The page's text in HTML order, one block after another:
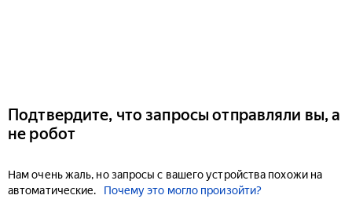
Подтвердите, что запросы отправляли вы, а
не робот
Нам очень жаль, но запросы с вашего устройства похожи на
автоматические.
Почему это могло произойти?